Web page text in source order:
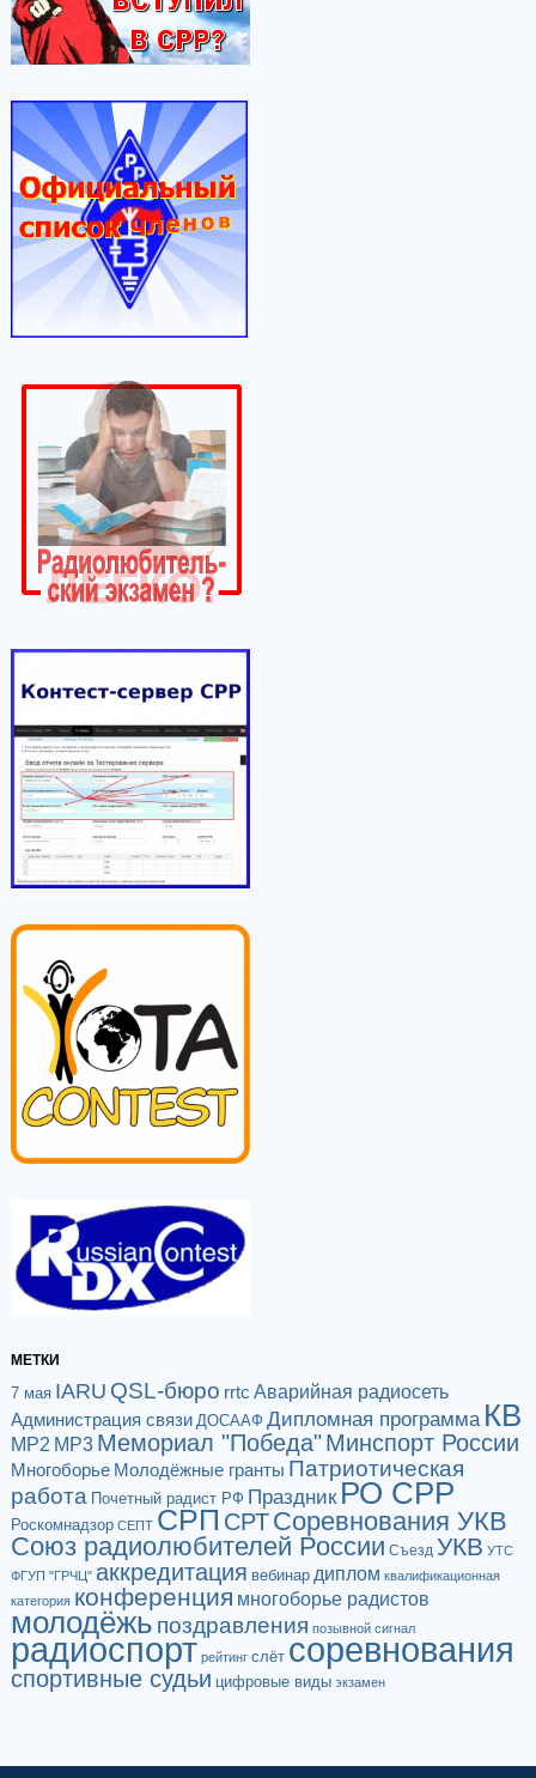
МЕТКИ
7 мая IARU QSL-бюро rrtc Аварийная радиосеть
Администрация связи ДОСААФ Дипломная программа КВ
МР2 МР3 Мемориал "Победа"Минспорт России
Многоборье Молодёжные гранты Патриотическая
работа Почетный радист РФ Праздник РО СРР
Роскомнадзор СЕПТ СРП СРТСоревнования УКВ
Союз радиолюбителей России Съезд УКВ УТС
ФГУП "ГРЧЦ" аккредитация вебинар диплом квалификационная
категория конференция многоборье радистов
молодёжь поздравления позывной сигнал
радиоспорт рейтинг слёт соревнования
спортивные судьи цифровые виды экзамен